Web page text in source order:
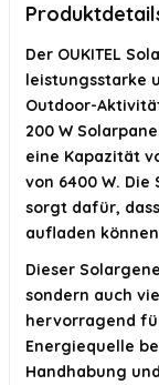
Der OUKITEL
leistungsstarke
Outdoor-
200 W
eine Kapazität
von 6400 W.
sorgt dafür,
aufladen
Dieser
sondern auch
hervorragend
Energiequelle
Handhabung